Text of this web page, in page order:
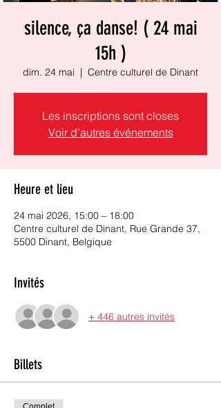
silence, ça danse! ( 24 mai
15h )
dim. 24 mai
  |
Centre culturel de Dinant
Les inscriptions sont closes
Voir d'autres événements
Heure et lieu
24 mai 2026, 15:00 – 18:00
Centre culturel de Dinant, Rue Grande 37,
5500 Dinant, Belgique
Invités
+ 446 autres invités
Billets